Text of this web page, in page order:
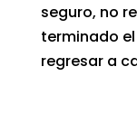
seguro, no
terminado
regresar a